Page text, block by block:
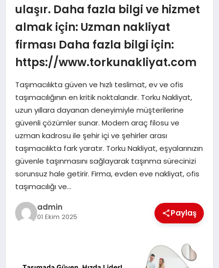
ulaşır. Daha fazla bilgi ve hizmet
almak için: Uzman nakliyat
firması Daha fazla bilgi için:
https://www.torkunakliyat.com
Taşımacılıkta güven ve hızlı teslimat, ev ve ofis
taşımacılığının en kritik noktalarıdır. Torku Nakliyat,
uzun yıllara dayanan deneyimiyle müşterilerine
güvenli çözümler sunar. Modern araç filosu ve
uzman kadrosu ile şehir içi ve şehirler arası
taşımacılıkta fark yaratır. Torku Nakliyat, eşyalarınızın
güvenle taşınmasını sağlayarak taşınma sürecinizi
sorunsuz hale getirir. Firma, evden eve nakliyat, ofis
taşımacılığı ve…
admin
01 Ekim 2025 Paylaş